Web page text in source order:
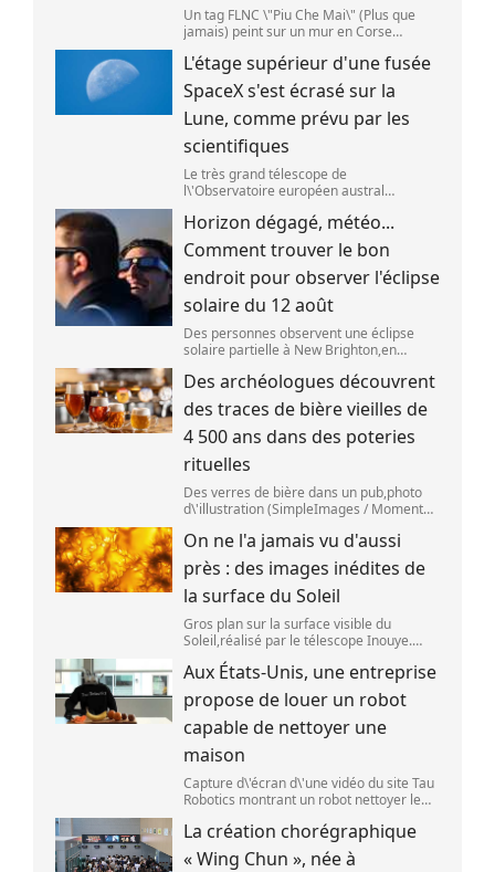
Un tag FLNC \"Piu Che Mai\" (Plus que
jamais) peint sur un mur en Corse
CASABIANCA )
L'étage supérieur d'une fusée
SpaceX s'est écrasé sur la
Lune, comme prévu par les
scientifiques
Le très grand télescope de
l\'Observatoire européen austral
que l\'étage supérieur d\'une fusée de
SpaceX s\'est bien écrasé sur la Lune,le 5
aoû
Horizon dégagé, météo...
Comment trouver le bon
endroit pour observer l'éclipse
solaire du 12 août
Des personnes observent une éclipse
solaire partielle à New Brighton,en
(SANKA VIDANAGAMA )
Des archéologues découvrent
des traces de bière vieilles de
4 500 ans dans des poteries
rituelles
Des verres de bière dans un pub,photo
d\'illustration (SimpleImages / Moment
alcoolisée du monde. Les premières
traces de bière ont été retrouvées ch
On ne l'a jamais vu d'aussi
près : des images inédites de
la surface du Soleil
Gros plan sur la surface visible du
Soleil,réalisé par le télescope Inouye.
(NSF/NSO/AURA/MPS) Certains se
préparent peut-être à photographier le
mieux possible l\'éclipse solaire,prévue le
1
Aux États-Unis, une entreprise
propose de louer un robot
capable de nettoyer une
maison
Capture d\'écran d\'une vidéo du site Tau
Robotics montrant un robot nettoyer le
Robotics)
La création chorégraphique
« Wing Chun », née à